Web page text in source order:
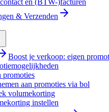
en (BTW-)facturen
& Verzenden
Boost je verkoop: eigen
promoties
aan promoties via bol
volumekorting
instellen